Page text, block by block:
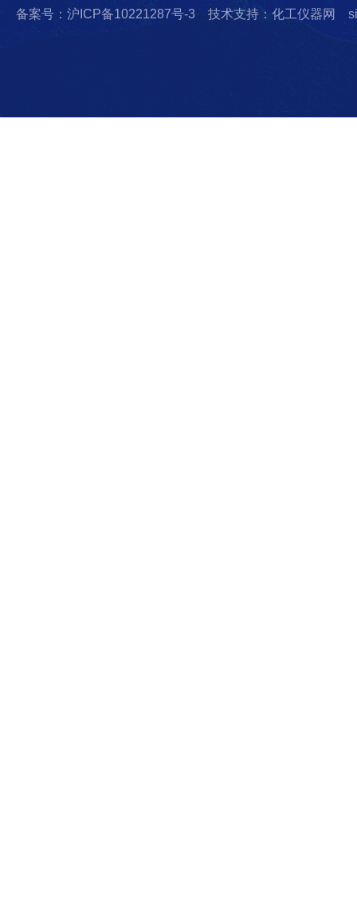
备案号：沪ICP备10221287号-3 技术支持：化工仪器网